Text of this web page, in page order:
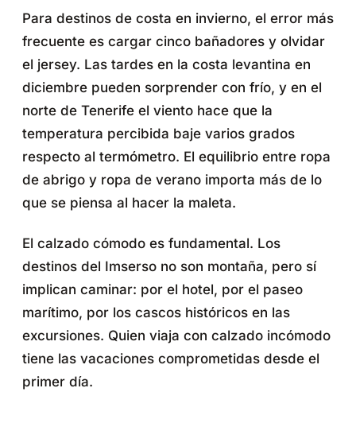
Para destinos de costa en invierno, el error más
frecuente es cargar cinco bañadores y olvidar
el jersey. Las tardes en la costa levantina en
diciembre pueden sorprender con frío, y en el
norte de Tenerife el viento hace que la
temperatura percibida baje varios grados
respecto al termómetro. El equilibrio entre ropa
de abrigo y ropa de verano importa más de lo
que se piensa al hacer la maleta.
El calzado cómodo es fundamental. Los
destinos del Imserso no son montaña, pero sí
implican caminar: por el hotel, por el paseo
marítimo, por los cascos históricos en las
excursiones. Quien viaja con calzado incómodo
tiene las vacaciones comprometidas desde el
primer día.